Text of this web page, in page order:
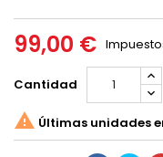
99,00 €
Cantidad
 Últimas unidades